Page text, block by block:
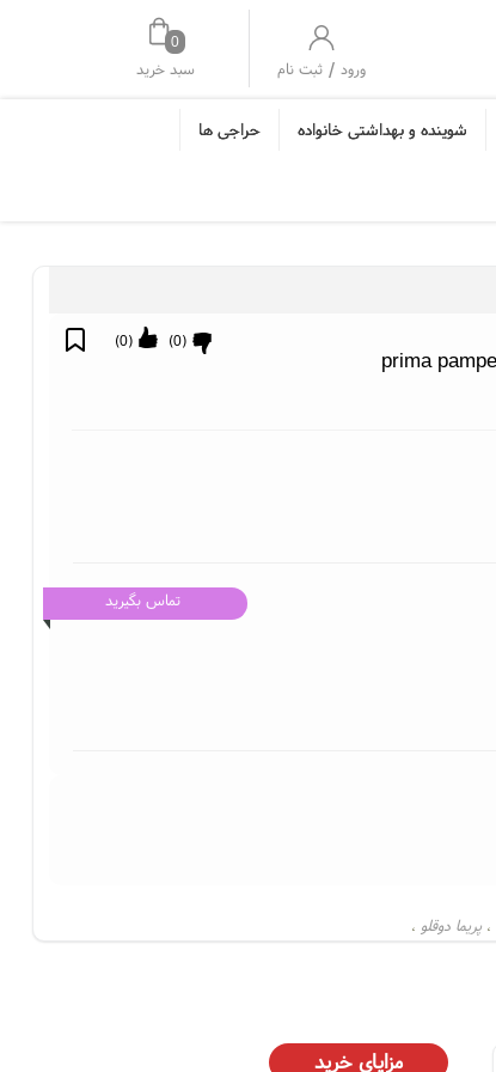
0
سبد خرید ورود / ثبت نام
شوینده و بهداشتی خانواده حراجی ها
(
0
) (
0
)
تماس بگیرید
، پریما دوقلو ،
مزایای خرید